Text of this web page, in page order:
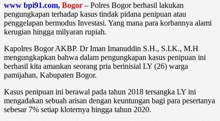
www bpi91.com, Bogor – Polres Bogor berhasil lakukan
pengungkapan terhadap kasus tindak pidana penipuan atau
penggelapan bermodus Investasi. Yang mana para korbannya alami
kerugian hingga milyaran rupiah.
Kapolres Bogor AKBP. Dr Iman Imanuddin S.H., S.I.K., M.H
mengungkapkan bahwa dalam pengungkapan kasus penipuan ini
berhasil kita amankan seorang pria berinisial LY (26) warga
pamijahan, Kabupaten Bogor.
Kasus penipuan ini berawal pada tahun 2018 tersangka LY ini
mengadakan sebuah arisan dengan keuntungan bagi para pesertanya
sebesar 7% setiap kloternya hingga tahun 2020.